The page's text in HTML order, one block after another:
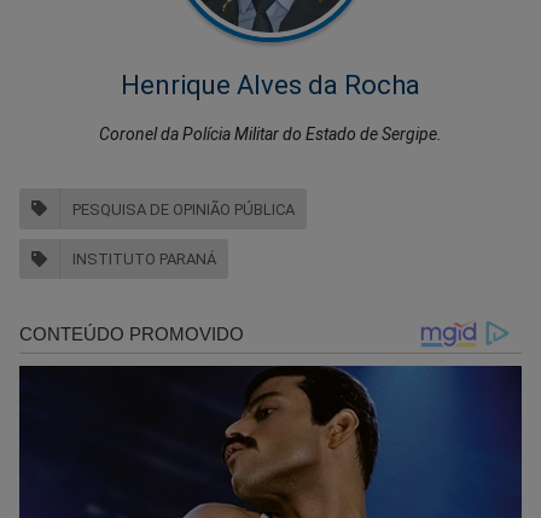
Henrique Alves da Rocha
Coronel da Polícia Militar do Estado de Sergipe.
PESQUISA DE OPINIÃO PÚBLICA
INSTITUTO PARANÁ